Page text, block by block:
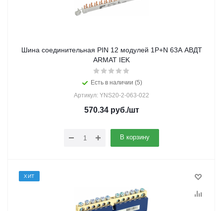
Шина соединительная PIN 12 модулей 1P+N 63А АВДТ
ARMAT IEK
Есть в наличии (5)
Артикул: YNS20-2-063-022
570.34руб./шт
В корзину
ХИТ